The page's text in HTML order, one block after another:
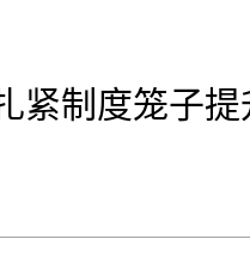
紧制度笼子提